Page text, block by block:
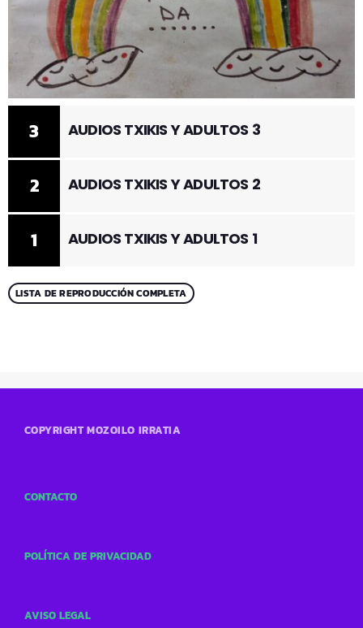
1 AUDIOS TXIKIS Y ADULTOS 1
2 AUDIOS TXIKIS Y ADULTOS 2
3 AUDIOS TXIKIS Y ADULTOS 3
LISTA DE REPRODUCCIÓN COMPLETA
COPYRIGHT MOZOILO IRRATIA
CONTACTO
POLÍTICA DE PRIVACIDAD
AVISO LEGAL